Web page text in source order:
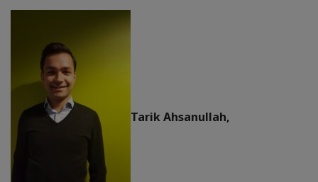
Tarik Ahsanullah,